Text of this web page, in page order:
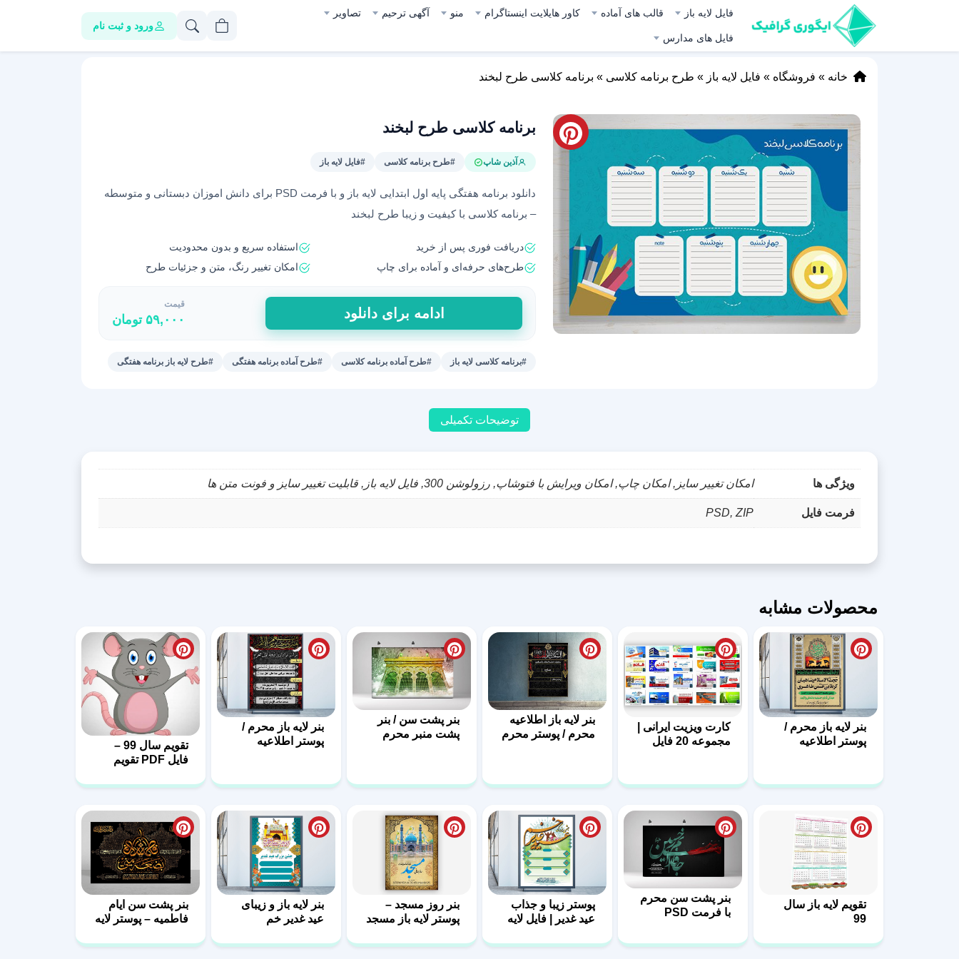
فایل لایه باز قالب های آماده کاور هایلایت اینستاگرام منو آگهی ترحیم تصاویر
فایل های مدارس
ورود و ثبت نام
خانه » فروشگاه » فایل لایه باز » طرح برنامه کلاسی » برنامه کلاسی طرح لبخند
برنامه کلاسی طرح لبخند
آذین شاپ #طرح برنامه کلاسی #فایل لایه باز
دانلود برنامه هفتگی پایه اول ابتدایی لایه باز و با فرمت PSD برای دانش اموزان دبستانی و متوسطه
– برنامه کلاسی با کیفیت و زیبا طرح لبخند
دریافت فوری پس از خرید
استفاده سریع و بدون محدودیت
طرح‌های حرفه‌ای و آماده برای چاپ
امکان تغییر رنگ، متن و جزئیات طرح
برنامه
کلاسی
طرح
لبخند
ادامه برای دانلود
قیمت
۵۹,۰۰۰ تومان
#برنامه کلاسی لایه باز #طرح آماده برنامه کلاسی #طرح آماده برنامه هفتگی #طرح لایه باز برنامه هفتگی
توضیحات تکمیلی
ویژگی ها امکان تغییر سایز, امکان چاپ, امکان ویرایش با فتوشاپ, رزولوشن 300, فایل لایه باز, قابلیت تغییر سایز و فونت متن ها
فرمت فایل PSD, ZIP
محصولات مشابه
بنر لایه باز محرم /
پوستر اطلاعیه
کارت ویزیت ایرانی |
مجموعه 20 فایل
بنر لایه باز اطلاعیه
محرم / پوستر محرم
بنر پشت سن / بنر
پشت منبر محرم
بنر لایه باز محرم /
پوستر اطلاعیه
تقویم سال 99 –
فایل PDF تقویم
تقویم لایه باز سال
99
بنر پشت سن محرم
با فرمت PSD
پوستر زیبا و جذاب
عید غدیر | فایل لایه
بنر روز مسجد –
پوستر لایه باز مسجد
بنر لایه باز و زیبای
عید غدیر خم
بنر پشت سن ایام
فاطمیه – پوستر لایه